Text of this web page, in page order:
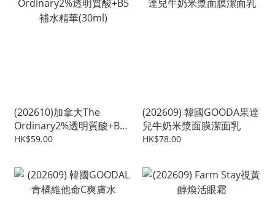
(202610)加拿大The
Ordinary2%透明質酸+B5
補水精華(30ml)
HK$59.00
(202609) 韓國GOODA果達
兒牛奶米漿面膜潔面乳
HK$78.00